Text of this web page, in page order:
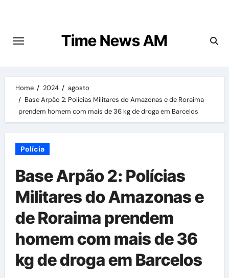
content
Time News AM
Home 2024
agosto
Base Arpão 2: Polícias Militares do Amazonas e de Roraima
prendem homem com mais de 36 kg de droga em Barcelos
Polícia
Base Arpão 2: Polícias
Militares do Amazonas e
de Roraima prendem
homem com mais de 36
kg de droga em Barcelos